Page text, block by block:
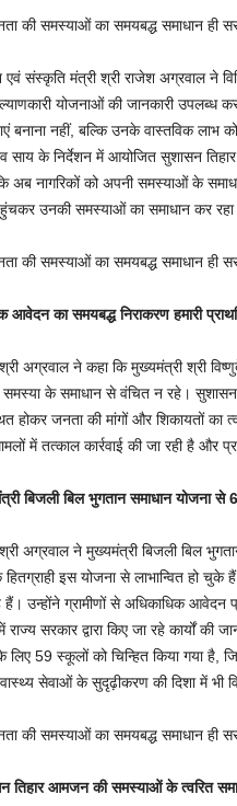
एवं संस्कृति मंत्री श्री राजेश अग्रवाल ने
योजनाओं की जानकारी उपलब्ध
बनाना नहीं, बल्कि उनके वास्तविक लाभ
साय के निर्देशन में आयोजित सुशासन
अब नागरिकों को अपनी समस्याओं के
उनकी समस्याओं का समाधान कर रहा
आवेदन का समयबद्ध निराकरण हमारी
अग्रवाल ने कहा कि मुख्यमंत्री श्री
के समाधान से वंचित न रहे। सुशासन
होकर जनता की मांगों और शिकायतों का
में तत्काल कार्रवाई की जा रही है और
बिजली बिल भुगतान समाधान योजना से
अग्रवाल ने मुख्यमंत्री बिजली बिल
इस योजना से लाभान्वित हो
हैं। उन्होंने ग्रामीणों से अधिकाधिक आवेदन
राज्य सरकार द्वारा किए जा रहे कार्यों की
लिए 59 स्कूलों को चिन्हित किया गया है,
सेवाओं के सुदृढ़ीकरण की दिशा में भी
तिहार आमजन की समस्याओं के त्वरित